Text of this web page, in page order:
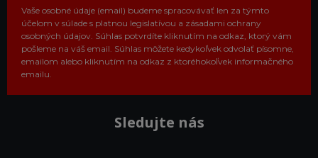
Vaše osobné údaje (email) budeme spracovávať len za týmto
účelom v súlade s platnou legislatívou a zásadami ochrany
osobných údajov. Súhlas potvrdíte kliknutím na odkaz, ktorý vám
pošleme na váš email. Súhlas môžete kedykoľvek odvolať písomne,
emailom alebo kliknutím na odkaz z ktoréhokoľvek informačného
emailu.
Sledujte nás